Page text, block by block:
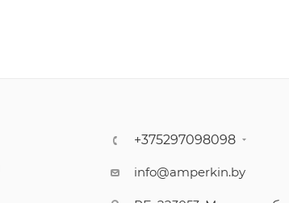
+375297098098
info@amperkin.by